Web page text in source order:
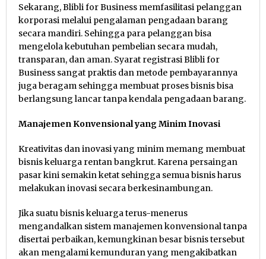
Sekarang, Blibli for Business memfasilitasi pelanggan
korporasi melalui pengalaman pengadaan barang
secara mandiri. Sehingga para pelanggan bisa
mengelola kebutuhan pembelian secara mudah,
transparan, dan aman. Syarat registrasi Blibli for
Business sangat praktis dan metode pembayarannya
juga beragam sehingga membuat proses bisnis bisa
berlangsung lancar tanpa kendala pengadaan barang.
Manajemen Konvensional yang Minim Inovasi
Kreativitas dan inovasi yang minim memang membuat
bisnis keluarga rentan bangkrut. Karena persaingan
pasar kini semakin ketat sehingga semua bisnis harus
melakukan inovasi secara berkesinambungan.
Jika suatu bisnis keluarga terus-menerus
mengandalkan sistem manajemen konvensional tanpa
disertai perbaikan, kemungkinan besar bisnis tersebut
akan mengalami kemunduran yang mengakibatkan